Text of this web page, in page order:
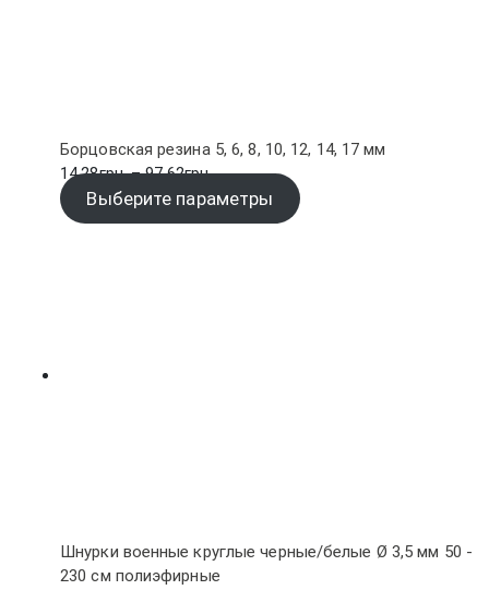
Борцовская резина 5, 6, 8, 10, 12, 14, 17 мм
14.28грн. – 97.62грн.Диапазон
цен:
14.28грн.
Выберите параметры
Шнурки военные круглые черные/белые Ø 3,5 мм 50 -
230 см полиэфирные